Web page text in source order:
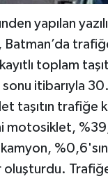
yapılan
toplam taşıt
sonu itibarıyla
taşıtın trafiğe
motosiklet,
Trafiğe